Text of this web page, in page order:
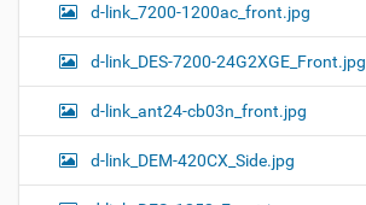
d-link_7200-1200ac_front.jpg
d-link_DES-7200-24G2XGE_Front.jpg
d-link_ant24-cb03n_front.jpg
d-link_DEM-420CX_Side.jpg